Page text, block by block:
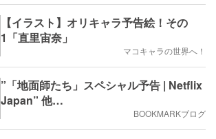
【イラスト】オリキャラ予告絵！その
1「直里宙奈」
マコキャラの世界へ！
”「地面師たち」スペシャル予告 | Netflix
Japan” 他…
BOOKMARKブログ